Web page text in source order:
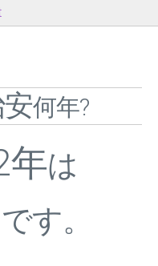
何年?
年は
です。